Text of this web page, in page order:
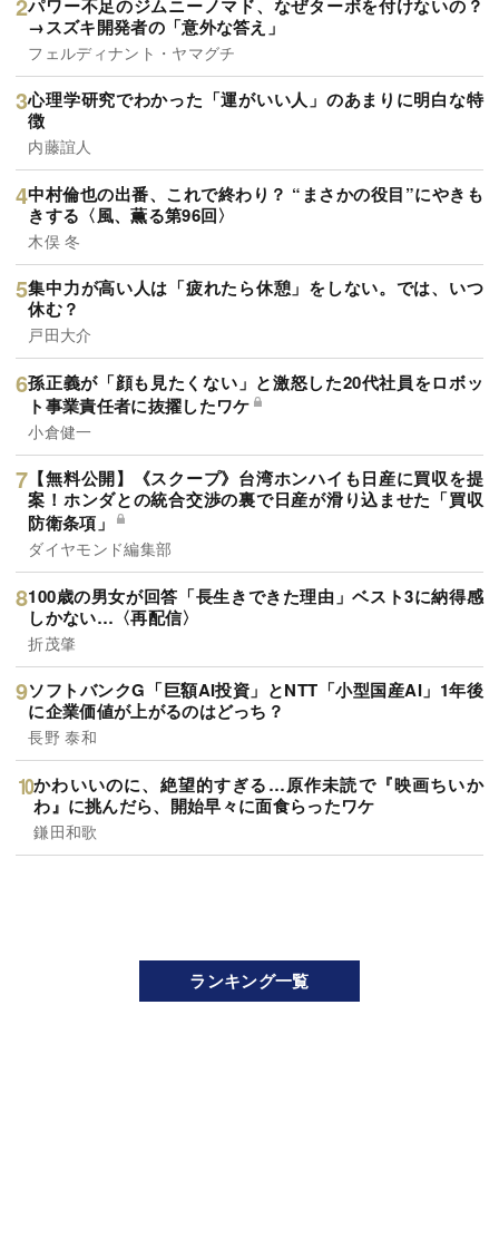
パワー不足のジムニーノマド、なぜターボを付けないの？
→スズキ開発者の「意外な答え」
フェルディナント・ヤマグチ
心理学研究でわかった「運がいい人」のあまりに明白な特
徴
内藤誼人
中村倫也の出番、これで終わり？ “まさかの役目”にやきも
きする〈風、薫る第96回〉
木俣 冬
集中力が高い人は「疲れたら休憩」をしない。では、いつ
休む？
戸田大介
孫正義が「顔も見たくない」と激怒した20代社員をロボッ
ト事業責任者に抜擢したワケ
小倉健一
【無料公開】《スクープ》台湾ホンハイも日産に買収を提
案！ホンダとの統合交渉の裏で日産が滑り込ませた「買収
防衛条項」
ダイヤモンド編集部
100歳の男女が回答「長生きできた理由」ベスト3に納得感
しかない…〈再配信〉
折茂肇
ソフトバンクG「巨額AI投資」とNTT「小型国産AI」1年後
に企業価値が上がるのはどっち？
長野 泰和
かわいいのに、絶望的すぎる…原作未読で『映画ちいか
わ』に挑んだら、開始早々に面食らったワケ
鎌田和歌
ランキング一覧